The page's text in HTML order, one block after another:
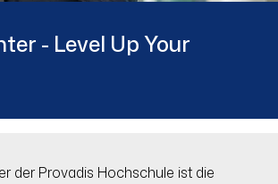
- Level Up Your
der Provadis Hochschule ist die